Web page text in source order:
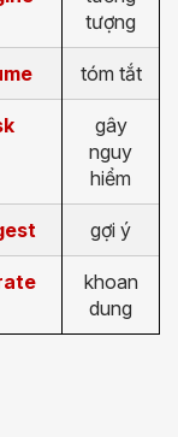
tượng
tóm tắt
gây
nguy
hiểm
gợi ý
khoan
dung